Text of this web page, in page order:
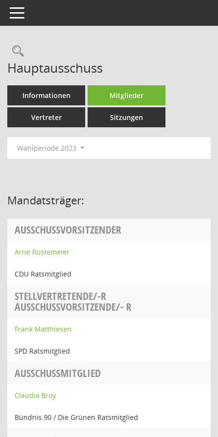
Toggle navigation
Rechercheauswahl
Hauptausschuss
Informationen Mitglieder
Vertreter Sitzungen
Wahlperiode 2023
Mandatsträger:
AUSSCHUSSVORSITZENDER
Arne Rüstemeier
CDU Ratsmitglied
STELLVERTRETENDE/-R
AUSSCHUSSVORSITZENDE/- R
Frank Matthiesen
SPD Ratsmitglied
AUSSCHUSSMITGLIED
Claudia Broy
Bündnis 90 / Die Grünen Ratsmitglied